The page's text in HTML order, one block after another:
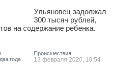
Ульяновец задолжал
300 тысяч рублей,
на содержание ребенка.
Проиcшествия
13 февраля 2020, 10:54